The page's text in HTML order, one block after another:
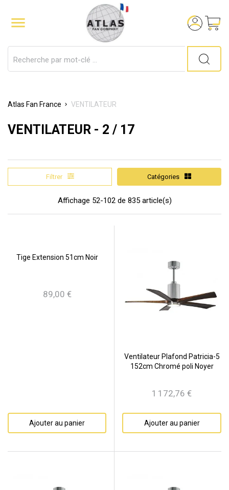

Atlas Fan France VENTILATEUR
VENTILATEUR - 2 / 17
Filtrer Catégories
Affichage 52-102 de 835 article(s)
Tige Extension 51cm Noir
Prix
89,00 €
Ajouter au panier
Ventilateur Plafond Patricia-5
152cm Chromé poli Noyer
Prix
1 172,76 €
Ajouter au panier